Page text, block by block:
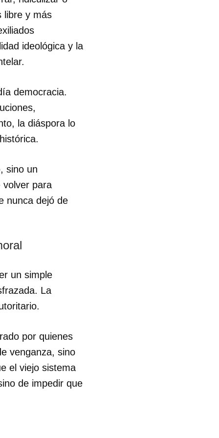
tu
libre y más
ideológica y la
democracia.
la diáspora lo
sino un
volver para
nunca dejó de
un simple
La
por quienes
venganza, sino
el viejo sistema
de impedir que